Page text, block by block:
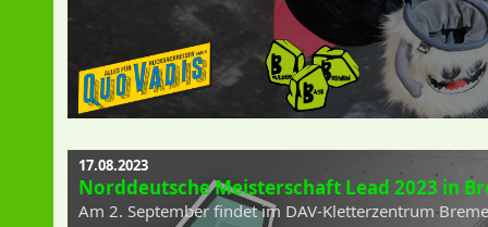
17.08.2023
Norddeutsche Meisterschaft Lead 2023 in
Am 2. September findet im DAV-Kletterzentrum